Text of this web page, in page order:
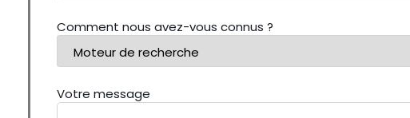
Comment nous avez-vous connus ?
Votre message